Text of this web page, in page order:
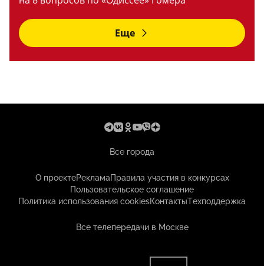
Еще
Все города
О проектеРекламаПравила участия в конкурсах
Пользовательское соглашение
Политика использования cookiesКонтактыТехподдержка
Все телепередачи в Москве